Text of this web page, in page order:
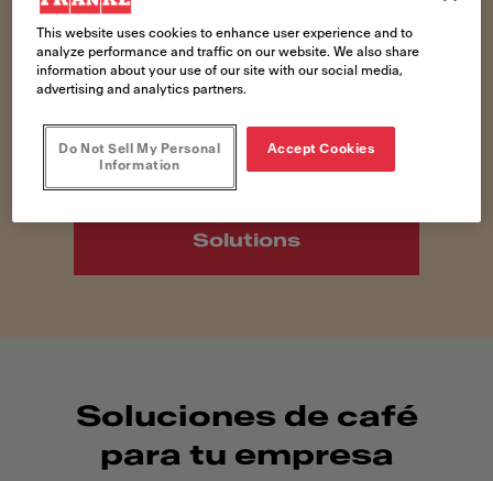
Solutions
Soluciones de café
para tu empresa
This website uses cookies to enhance user experience and to
analyze performance and traffic on our website. We also share
information about your use of our site with our social media,
advertising and analytics partners.
Do Not Sell My Personal
Information
Accept Cookies